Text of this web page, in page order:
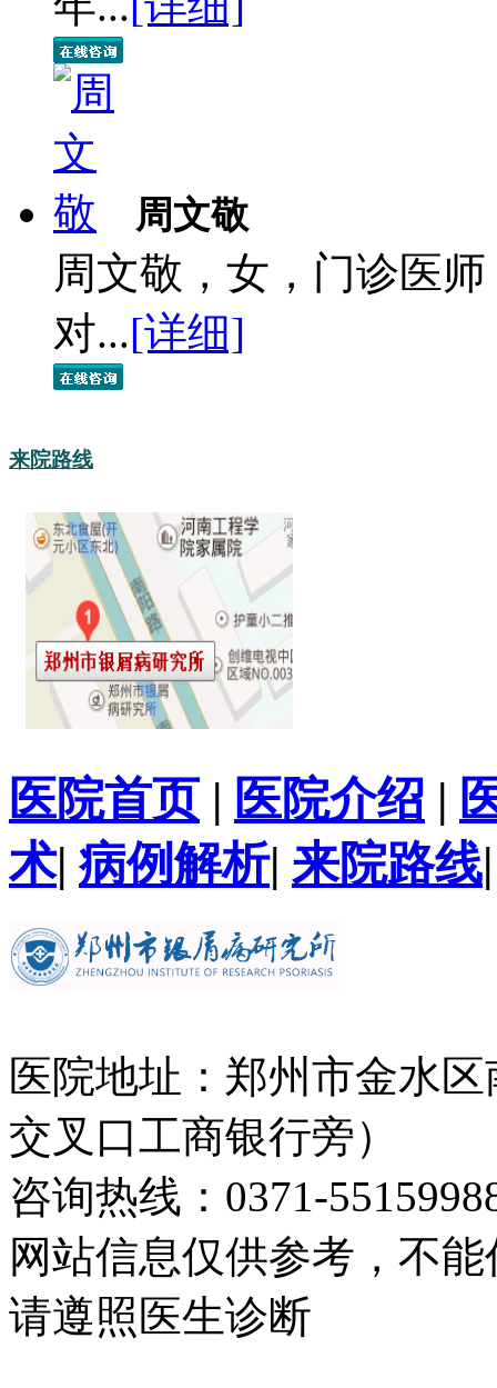
周文敬
周文敬，女，门诊医
对...[详细]
来院路线
医院首页| 医院介绍 |
术| 病例解析| 来院路线
医院地址：郑州市金水
交叉口工商银行旁）
咨询热线：0371-
网站信息仅供参考，不
请遵照医生诊断